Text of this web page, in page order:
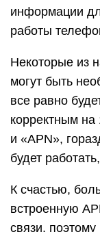
информации
работы
Некоторые из
могут быть
все равно
корректным на
и «APN»,
будет
К счастью,
встроенную
связи,